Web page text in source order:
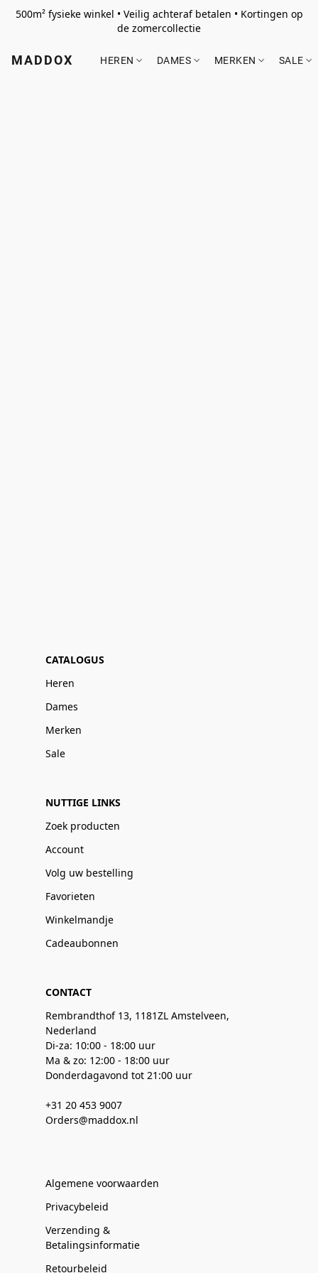
500m² fysieke winkel • Veilig achteraf betalen • Kortingen op
de zomercollectie
MADDOX HEREN DAMES MERKEN SALE
CATALOGUS
Heren
Dames
Merken
Sale
NUTTIGE LINKS
Zoek producten
Account
Volg uw bestelling
Favorieten
Winkelmandje
Cadeaubonnen
CONTACT
Rembrandthof 13, 1181ZL Amstelveen,
Nederland
Di-za: 10:00 - 18:00 uur
Ma & zo: 12:00 - 18:00 uur
Donderdagavond tot 21:00 uur
+31 20 453 9007
Orders@maddox.nl
Algemene voorwaarden
Privacybeleid
Verzending &
Betalingsinformatie
Retourbeleid